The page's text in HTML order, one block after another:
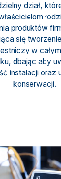
dział,
produktów
się
w
dbając aby
instalacji oraz
konserwacji.